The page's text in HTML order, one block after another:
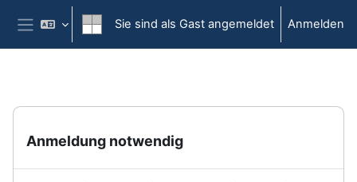
Zum Hauptinhalt
Website-Übersicht
Sie sind als Gast angemeldet Anmelden
Anmeldung notwendig